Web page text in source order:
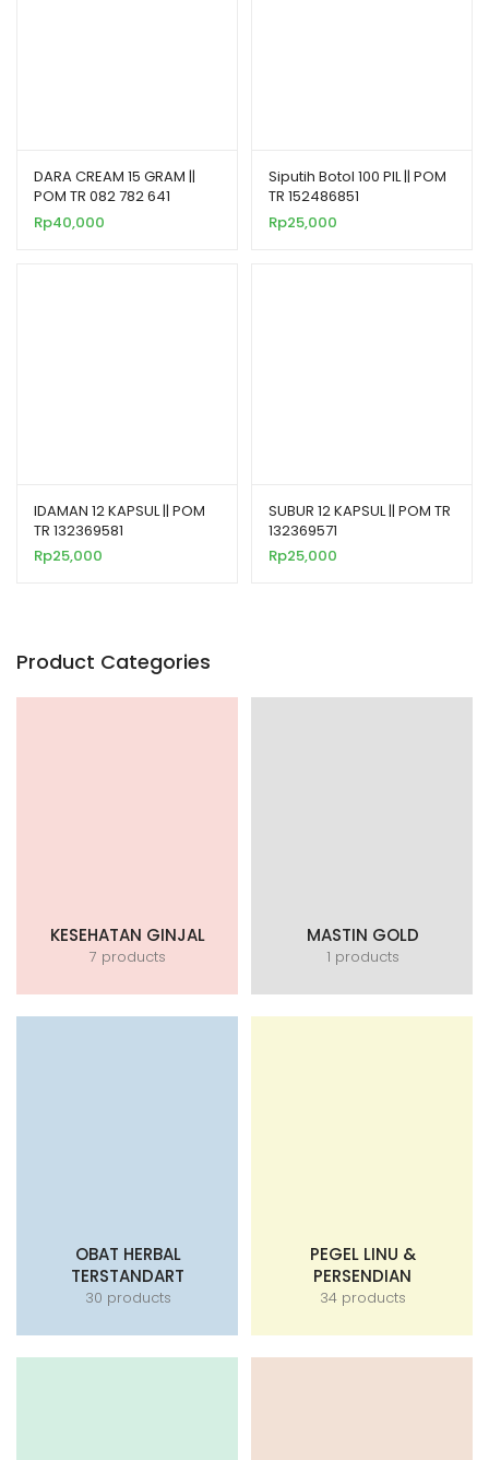
DARA CREAM 15 GRAM ||
POM TR 082 782 641
Rp40,000
Siputih Botol 100 PIL || POM
TR 152486851
Rp25,000
IDAMAN 12 KAPSUL || POM
TR 132369581
Rp25,000
SUBUR 12 KAPSUL || POM TR
132369571
Rp25,000
Product Categories
KESEHATAN GINJAL
7 products
MASTIN GOLD
1 products
OBAT HERBAL
TERSTANDART
30 products
PEGEL LINU &
PERSENDIAN
34 products